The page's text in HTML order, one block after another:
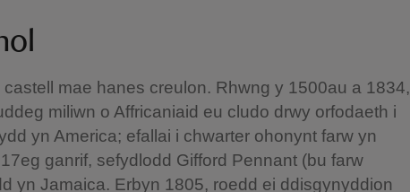
mae hanes creulon. Rhwng y 1500au a 1834,
miliwn o Affricaniaid eu cludo drwy orfodaeth i
yn America; efallai i chwarter ohonynt farw yn
ganrif, sefydlodd Gifford Pennant (bu farw
yn Jamaica. Erbyn 1805, roedd ei ddisgynyddion